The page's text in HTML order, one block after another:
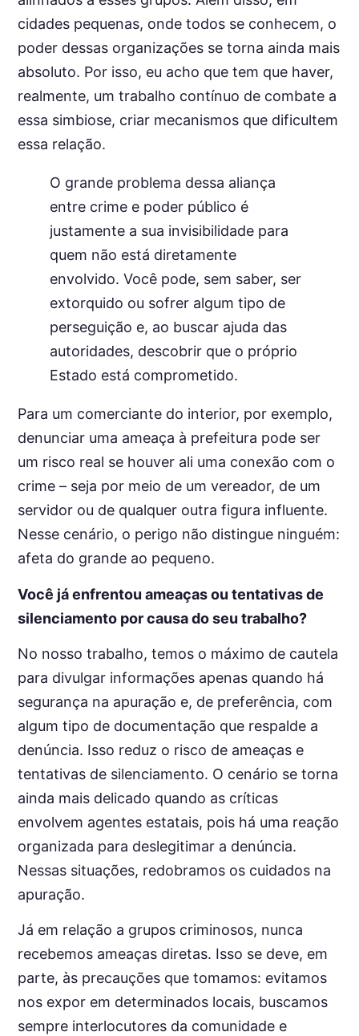
cidades pequenas, onde todos se conhecem, o
poder dessas organizações se torna ainda mais
absoluto. Por isso, eu acho que tem que haver,
realmente, um trabalho contínuo de combate a
essa simbiose, criar mecanismos que dificultem
essa relação.
O grande problema dessa aliança
entre crime e poder público é
justamente a sua invisibilidade para
quem não está diretamente
envolvido. Você pode, sem saber, ser
extorquido ou sofrer algum tipo de
perseguição e, ao buscar ajuda das
autoridades, descobrir que o próprio
Estado está comprometido.
Para um comerciante do interior, por exemplo,
denunciar uma ameaça à prefeitura pode ser
um risco real se houver ali uma conexão com o
crime – seja por meio de um vereador, de um
servidor ou de qualquer outra figura influente.
Nesse cenário, o perigo não distingue ninguém:
afeta do grande ao pequeno.
Você já enfrentou ameaças ou tentativas de
silenciamento por causa do seu trabalho?
No nosso trabalho, temos o máximo de cautela
para divulgar informações apenas quando há
segurança na apuração e, de preferência, com
algum tipo de documentação que respalde a
denúncia. Isso reduz o risco de ameaças e
tentativas de silenciamento. O cenário se torna
ainda mais delicado quando as críticas
envolvem agentes estatais, pois há uma reação
organizada para deslegitimar a denúncia.
Nessas situações, redobramos os cuidados na
apuração.
Já em relação a grupos criminosos, nunca
recebemos ameaças diretas. Isso se deve, em
parte, às precauções que tomamos: evitamos
nos expor em determinados locais, buscamos
sempre interlocutores da comunidade e